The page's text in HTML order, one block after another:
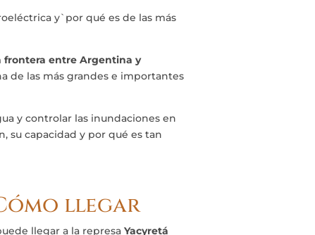
y`por qué es de las más
frontera entre Argentina y
de las más grandes e importantes
y controlar las inundaciones en
su capacidad y por qué es tan
llegar
llegar a la represa Yacyretá